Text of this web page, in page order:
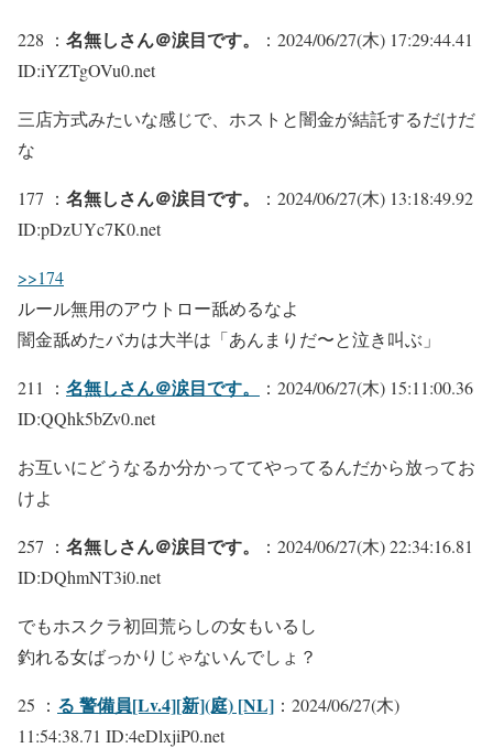
228 ： 名無しさん＠涙目です。
：2024/06/27(木) 17:29:44.41
ID:iYZTgOVu0.net
三店方式みたいな感じで、ホストと闇金が結託するだけだ
な
177 ： 名無しさん＠涙目です。
：2024/06/27(木) 13:18:49.92
ID:pDzUYc7K0.net
>>174
ルール無用のアウトロー舐めるなよ
闇金舐めたバカは大半は「あんまりだ〜と泣き叫ぶ」
211 ： 名無しさん＠涙目です。
：2024/06/27(木) 15:11:00.36
ID:QQhk5bZv0.net
お互いにどうなるか分かっててやってるんだから放ってお
けよ
257 ： 名無しさん＠涙目です。
：2024/06/27(木) 22:34:16.81
ID:DQhmNT3i0.net
でもホスクラ初回荒らしの女もいるし
釣れる女ばっかりじゃないんでしょ？
25 ： る 警備員[Lv.4][新](庭) [NL] ：2024/06/27(木)
11:54:38.71 ID:4eDlxjiP0.net